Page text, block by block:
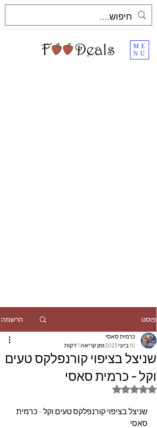
ME
NU
פוסט הרשמה
שניצל בציפוי קורנפלקס טעים
וקל - כרמית סאסי
כרמית סאסי
10 ביוני 2023
זמן קריאה 1 דקות
דירוג של NaN מתוך 5 כוכבים
שניצל בציפוי קורנפלקס טעים וקל - כרמית
סאסי